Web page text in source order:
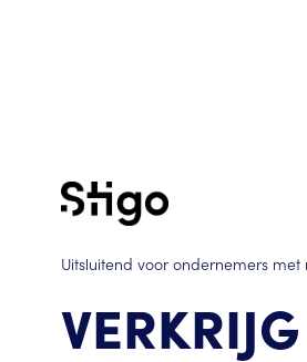
Uitsluitend voor ondernemers